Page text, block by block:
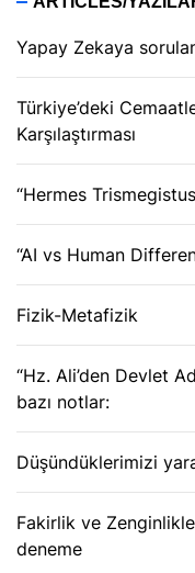
Yapay Zekaya
Türkiye’deki
Karşılaştırması
“Hermes
“AI vs Human
Fizik-Metafizik
“Hz. Ali’den Devlet
bazı notlar:
Düşündüklerimizi
Fakirlik ve
deneme